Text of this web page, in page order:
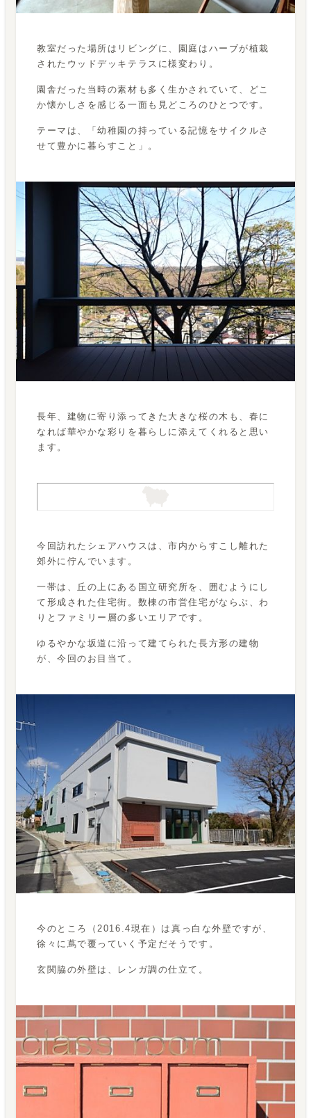
教室だった場所はリビングに、園庭はハーブが植栽
されたウッドデッキテラスに様変わり。
園舎だった当時の素材も多く生かされていて、どこ
か懐かしさを感じる一面も見どころのひとつです。
テーマは、「幼稚園の持っている記憶をサイクルさ
せて豊かに暮らすこと」。
長年、建物に寄り添ってきた大きな桜の木も、春に
なれば華やかな彩りを暮らしに添えてくれると思い
ます。
今回訪れたシェアハウスは、市内からすこし離れた
郊外に佇んでいます。
一帯は、丘の上にある国立研究所を、囲むようにし
て形成された住宅街。数棟の市営住宅がならぶ、わ
りとファミリー層の多いエリアです。
ゆるやかな坂道に沿って建てられた長方形の建物
が、今回のお目当て。
今のところ（2016.4現在）は真っ白な外壁ですが、
徐々に蔦で覆っていく予定だそうです。
玄関脇の外壁は、レンガ調の仕立て。